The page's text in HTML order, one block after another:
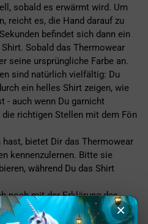
sobald es erwärmt wird. Um
reicht es, die Hand darauf zu
befindet sich dann ein
Sobald das Thermowear
seine ursprüngliche Farbe an.
sind natürlich vielfältig: Du
ein helles Shirt zeigen, wie
- auch wenn Du garnicht
richtigen Stellen mit dem Fön
bietet Dir das Thermowear
kennenzulernen. Bitte sie
während Du das Shirt
noch mit der Erklärung des
es sich für einen Geek ja×